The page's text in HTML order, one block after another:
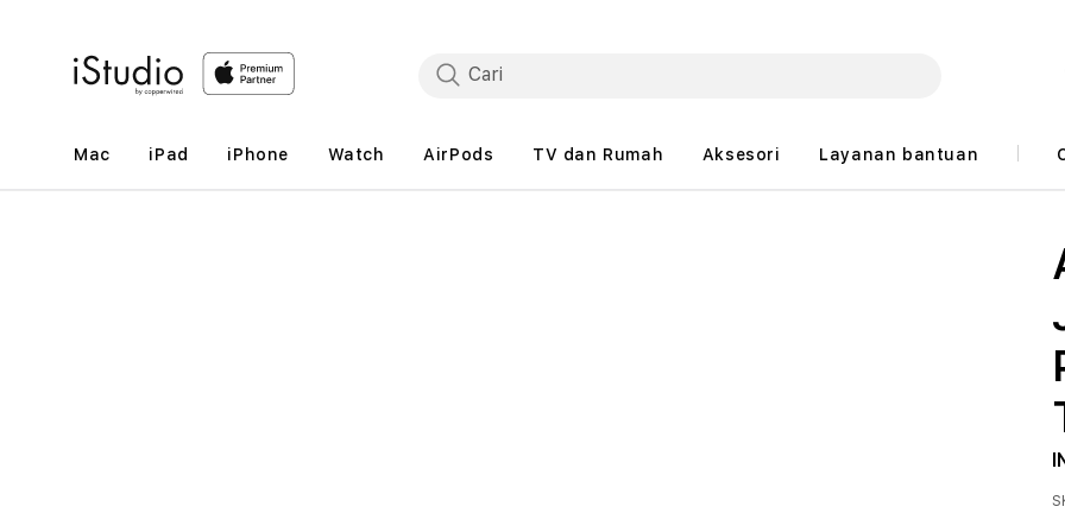
Mac iPad iPhone Watch AirPods TV dan Rumah Aksesori Layanan bantuan